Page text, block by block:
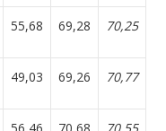
55,68 69,28 70,25
49,03 69,26 70,77